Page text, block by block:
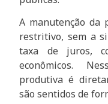
A manutenção da
restritivo, sem a
taxa de juros,
econômicos.
produtiva é
são sentidos de